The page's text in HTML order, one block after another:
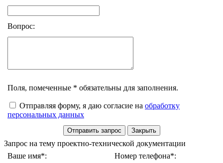
Вопрос:
Поля, помеченные * обязательны для заполнения.
Отправляя форму, я даю согласие на обработку
персональных данных
Запрос на тему проектно-технической документации
Ваше имя*:
Номер телефона*: